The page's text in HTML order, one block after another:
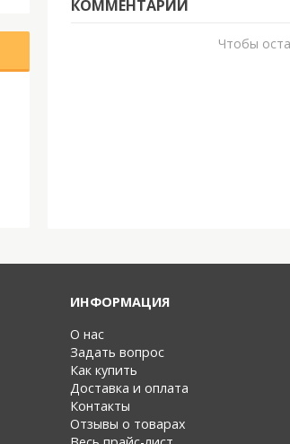
КОММЕНТАРИИ
Чтобы
ИНФОРМАЦИЯ
О нас
Задать вопрос
Как купить
Доставка и оплата
Контакты
Отзывы о товарах